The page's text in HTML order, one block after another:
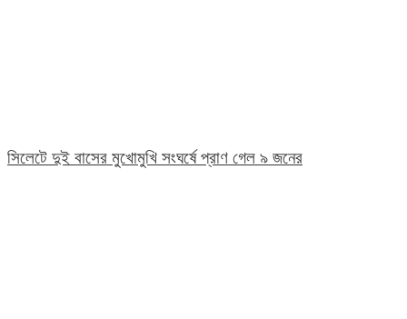
সিলেটে দুই বাসের মুখোমুখি সংঘর্ষে প্রাণ গেল ৯ জনের